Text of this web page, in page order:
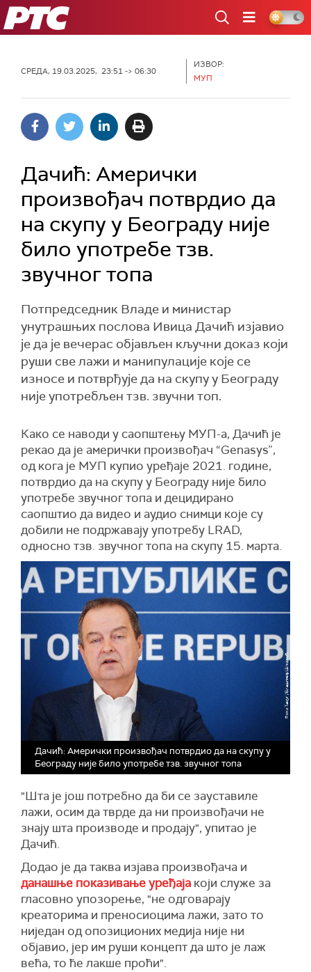
РТС
СРЕДА, 19.03.2025, 23:51 -> 06:30
ИЗВОР:
МУП
Дачић: Амерички
произвођач потврдио да
на скупу у Београду није
било употребе тзв.
звучног топа
Потпредседник Владе и министар
унутрашњих послова Ивица Дачић изјавио
је да је вечерас објављен кључни доказ који
руши све лажи и манипулације које се
износе и потврђује да на скупу у Београду
није употребљен тзв. звучни топ.
Како се наводи у саопштењу МУП-а, Дачић је
рекао да је амерички произвођач “Genasys”,
од кога је МУП купио уређаје 2021. године,
потврдио да на скупу у Београду није било
употребе звучног топа и децидирано
саопштио да видео и аудио снимци које су
добили не подржавају употребу LRAD,
односно тзв. звучног топа на скупу 15. марта.
Дачић: Амерички произвођач потврдио да на скупу у
Београду није било употребе тзв. звучног топа
"Шта је још потребно да би се зауставиле
лажи, осим да тврде да ни произвођачи не
знају шта производе и продају", упитао је
Дачић.
Додао је да таква изјава произвођача и
данашње показивање уређаја који служе за
гласовно упозорење, "не одговарају
креаторима и преносиоцима лажи, зато то
ниједан од опозиционих медија није ни
објавио, јер им руши концепт да што је лаж
већа, то ће лакше проћи".